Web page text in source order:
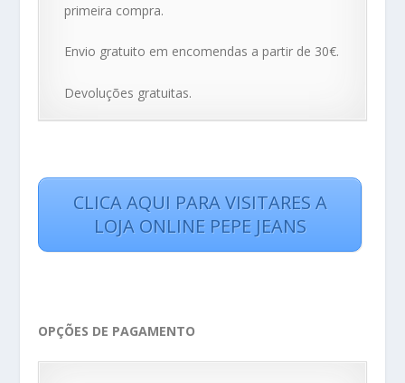
primeira compra.
Envio gratuito em encomendas a partir de 30€.
Devoluções gratuitas.
CLICA AQUI PARA VISITARES A
LOJA ONLINE PEPE JEANS
OPÇÕES DE PAGAMENTO